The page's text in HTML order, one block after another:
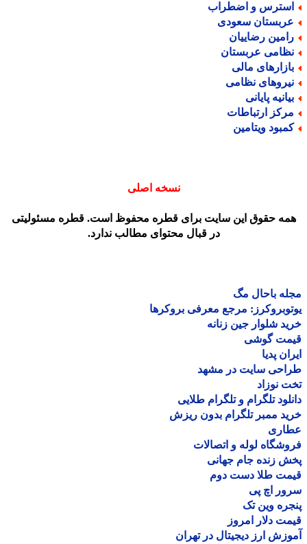
و اضطراب
سعودی
رضاییان
عربستان
مالی
نظامی
پایانی
ارتباطات
ویتامین
نسخه اصلی
حقوق این سایت برای قطره محفوظ است. قطره مسئولیتی
در قبال محتوای مطالب ندارد.
باحال مگ
مرجع معرفی بروکرها
شلوار جین زنانه
گوشی
پدیا
سایت در مشهد
نوزاد
تلگرام و تلگرام طلایی
ممبر تلگرام بدون ریزش
لوله و اتصالات
زنده جام جهانی
طلا دست دوم
اچ پی
وین تک
دلار امروز
ارز دیجیتال در تهران